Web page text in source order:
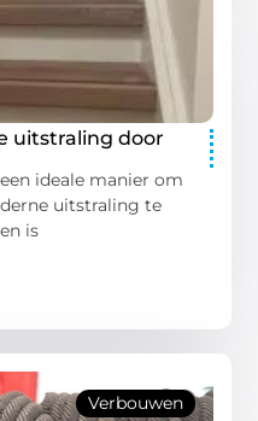
uitstraling door
ideale manier om
uitstraling te
is
Verbouwen